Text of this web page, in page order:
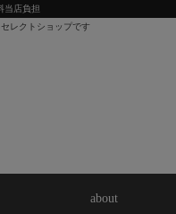
当店負担
レクトショップです
about